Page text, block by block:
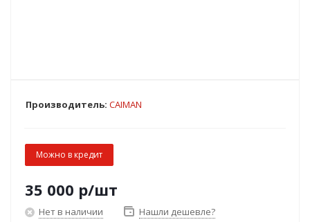
Производитель: CAIMAN
Можно в кредит
35 000 р/шт
Нет в наличии Нашли дешевле?